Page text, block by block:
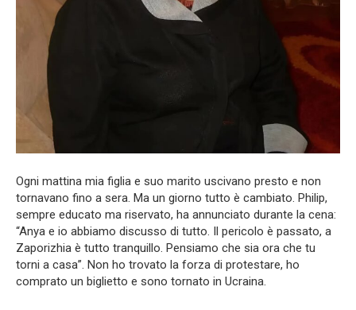
Ogni mattina mia figlia e suo marito uscivano presto e non
tornavano fino a sera. Ma un giorno tutto è cambiato. Philip,
sempre educato ma riservato, ha annunciato durante la cena:
“Anya e io abbiamo discusso di tutto. Il pericolo è passato, a
Zaporizhia è tutto tranquillo. Pensiamo che sia ora che tu
torni a casa”. Non ho trovato la forza di protestare, ho
comprato un biglietto e sono tornato in Ucraina.